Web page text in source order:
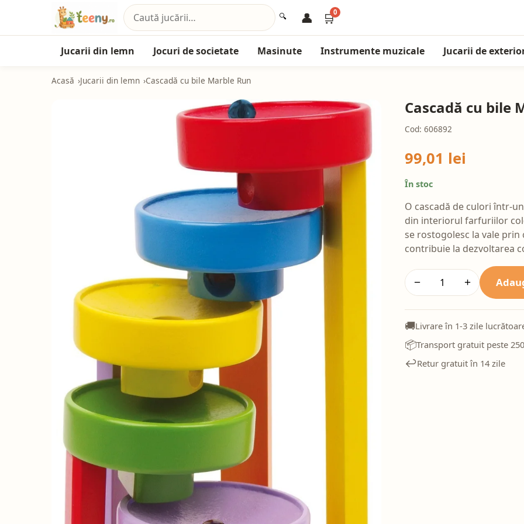
🔍 👤 🛒0
Jucarii din lemn Jocuri de societate Masinute Instrumente muzicale Jucarii de
Acasă Jucarii din lemn Cascadă cu bile Marble Run
Cascadă cu bile
Cod: 606892
99,01 lei
În stoc
O cascadă de culori într-
din interiorul farfuriilor
se rostogolesc la vale
contribuie la dezvoltarea
− +
🚚Livrare în 1-3 zile
📦Transport gratuit peste
↩️Retur gratuit în 14 zile